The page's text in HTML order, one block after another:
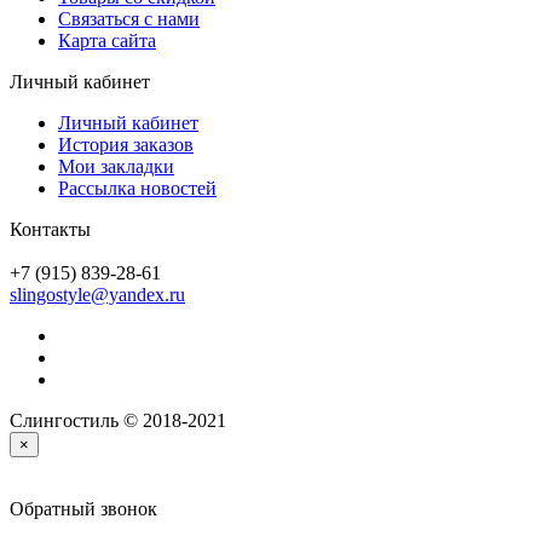
Связаться с нами
Карта сайта
Личный кабинет
Личный кабинет
История заказов
Мои закладки
Рассылка новостей
Контакты
+7 (915) 839-28-61
slingostyle@yandex.ru
Слингостиль © 2018-2021
×
Обратный звонок